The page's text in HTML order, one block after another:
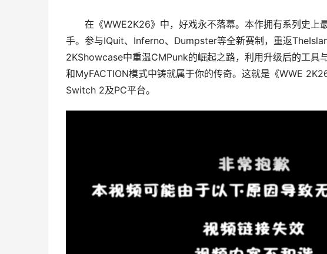
在《WWE2K26》中，好戏永不落幕。本作拥有系列史上
手。参与IQuit、Inferno、Dumpster等全新赛制，重返
2KShowcase中重温CMPunk的崛起之路，利用升级后的工具
和MyFACTION模式中铸就属于你的传奇。这就是《WWE
Switch 2及PC平台。